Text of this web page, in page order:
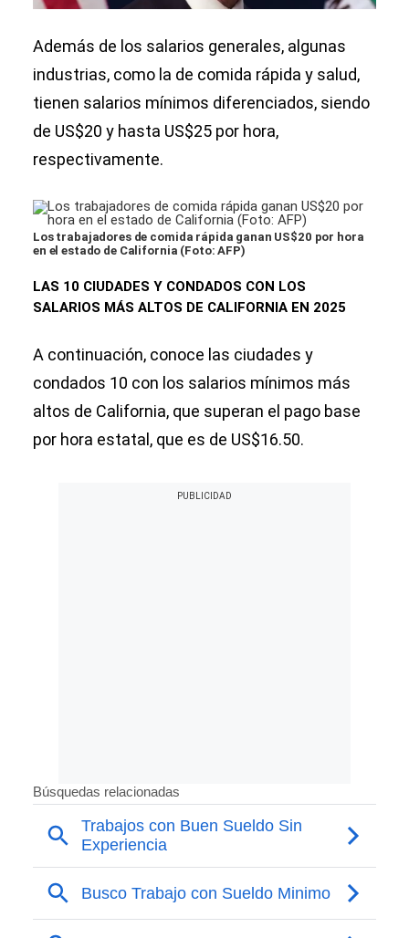
Además de los salarios generales, algunas
industrias, como la de comida rápida y salud,
tienen salarios mínimos diferenciados, siendo
de US$20 y hasta US$25 por hora,
respectivamente.
Los trabajadores de comida rápida ganan US$20 por hora
en el estado de California (Foto: AFP)
LAS 10 CIUDADES Y CONDADOS CON LOS
SALARIOS MÁS ALTOS DE CALIFORNIA EN 2025
A continuación, conoce las ciudades y
condados 10 con los salarios mínimos más
altos de California, que superan el pago base
por hora estatal, que es de US$16.50.